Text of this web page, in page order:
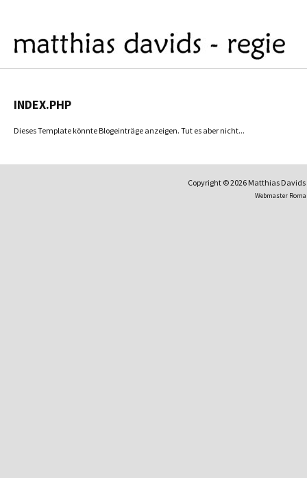
INDEX.PHP
Dieses Template könnte Blogeinträge anzeigen. Tut es aber nicht...
Copyright © 2026 Matthias
Webmaster